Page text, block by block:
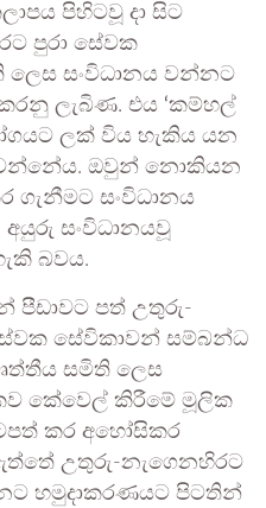
පිහිටවූ දා සිට
පුරා සේවක
ලෙස සංවිධානය වන්නට
ලැබිණ. එය ‘කම්හල්
ලක් විය හැකිය යන
වන්නේය. ඔවුන් නොකියන
ගැනීමට සංවිධානය
සංවිධානයවූ
බවය.
පීඩාවට පත් උතුරු-
සේවිකාවන් සම්බන්ධ
සමිති ලෙස
කේවෙල් කිරීමේ මූලික
කර අහෝසිකර
උතුරු-නැගෙනහිරට
හමුදාකරණයට පිටතින්